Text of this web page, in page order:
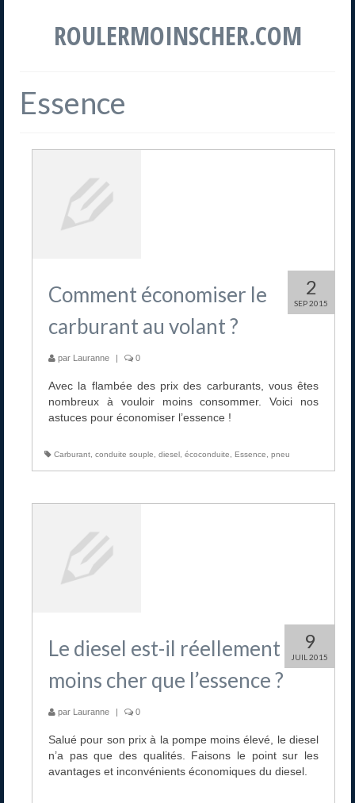
ROULERMOINSCHER.COM
Essence
2
SEP 2015
Comment économiser le
carburant au volant ?
par Lauranne | 0
Avec la flambée des prix des carburants, vous êtes
nombreux à vouloir moins consommer. Voici nos
astuces pour économiser l’essence !
Carburant conduite souple diesel écoconduite Essence pneu
9
JUIL 2015
Le diesel est-il réellement
moins cher que l’essence ?
par Lauranne 0
Salué pour son prix à la pompe moins élevé, le diesel
n’a pas que des qualités. Faisons le point sur les
avantages et inconvénients économiques du diesel.